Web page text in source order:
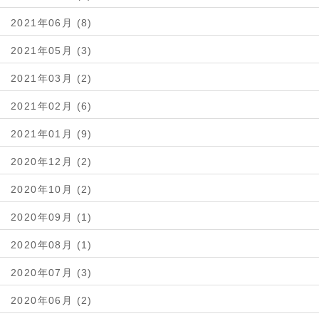
2021年06月 (8)
2021年05月 (3)
2021年03月 (2)
2021年02月 (6)
2021年01月 (9)
2020年12月 (2)
2020年10月 (2)
2020年09月 (1)
2020年08月 (1)
2020年07月 (3)
2020年06月 (2)